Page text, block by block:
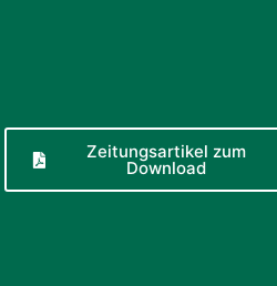
Zeitungsartikel zum
Download